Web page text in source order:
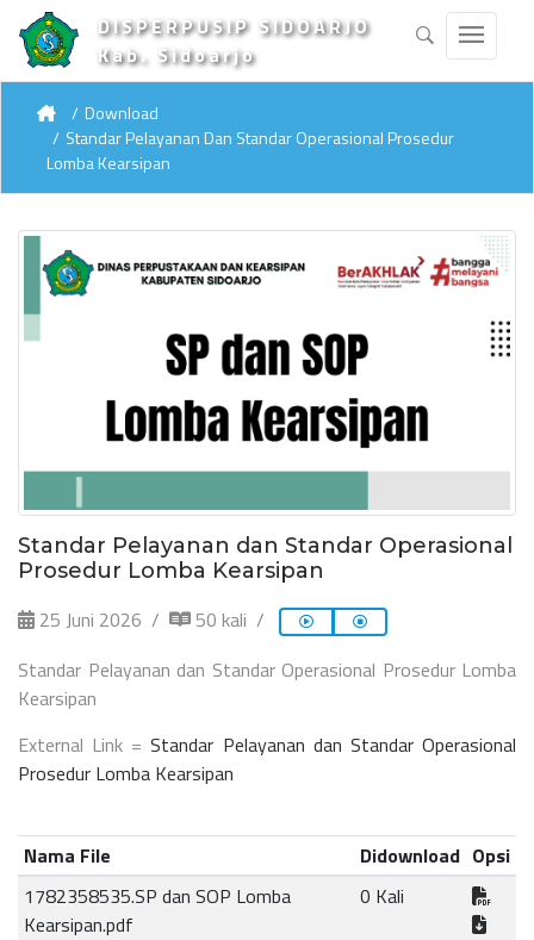
DISPERPUSIP SIDOARJO
Kab. Sidoarjo
Download
Standar Pelayanan Dan Standar Operasional Prosedur
Lomba Kearsipan
Standar Pelayanan dan Standar Operasional
Prosedur Lomba Kearsipan
25 Juni 2026
50 kali
Standar Pelayanan dan Standar Operasional Prosedur Lomba
Kearsipan
External Link =Standar Pelayanan dan Standar Operasional
Prosedur Lomba Kearsipan
Nama File Didownload Opsi
1782358535.SP dan SOP Lomba
Kearsipan.pdf
0 Kali